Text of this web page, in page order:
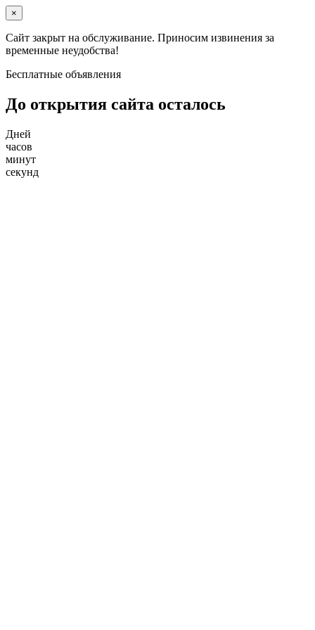
×
Сайт закрыт на обслуживание. Приносим извинения за
временные неудобства!
Бесплатные объявления
До открытия сайта осталось
Дней
часов
минут
секунд